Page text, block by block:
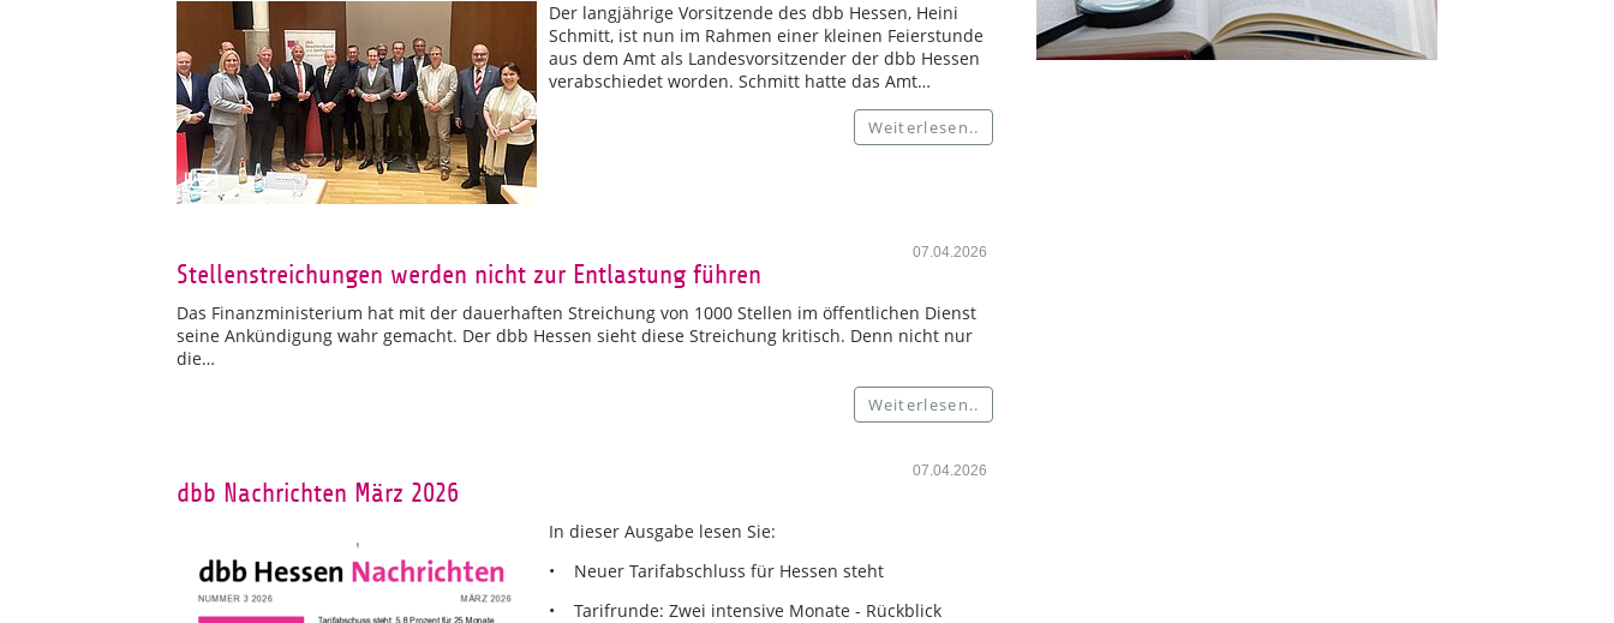
Der langjährige Vorsitzende des dbb Hessen, Heini
Schmitt, ist nun im Rahmen einer kleinen Feierstunde
aus dem Amt als Landesvorsitzender der dbb Hessen
verabschiedet worden. Schmitt hatte das Amt…
Weiterlesen..
07.04.2026
Stellenstreichungen werden nicht zur Entlastung führen
Das Finanzministerium hat mit der dauerhaften Streichung von 1000 Stellen im öffentlichen Dienst
seine Ankündigung wahr gemacht. Der dbb Hessen sieht diese Streichung kritisch. Denn nicht nur
die…
Weiterlesen..
07.04.2026
dbb Nachrichten März 2026
In dieser Ausgabe lesen Sie:
• Neuer Tarifabschluss für Hessen steht
• Tarifrunde: Zwei intensive Monate - Rückblick